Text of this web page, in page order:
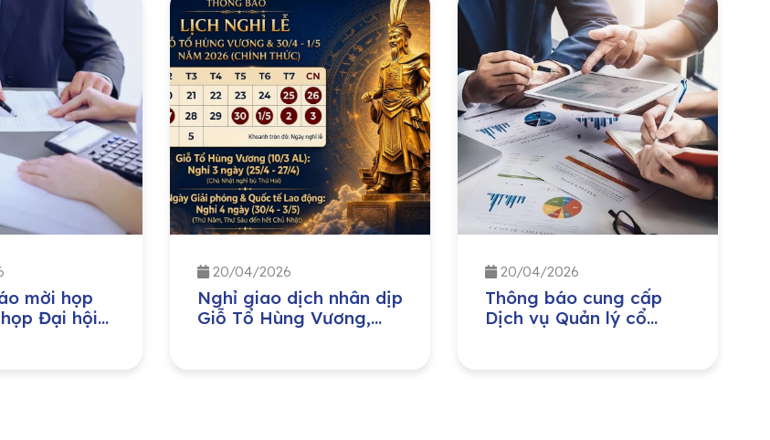
mời họp
Đại hội
20/04/2026
Nghỉ giao dịch nhân dịp
Giỗ Tổ Hùng Vương,
20/04/2026
Thông báo cung cấp
Dịch vụ Quản lý cổ